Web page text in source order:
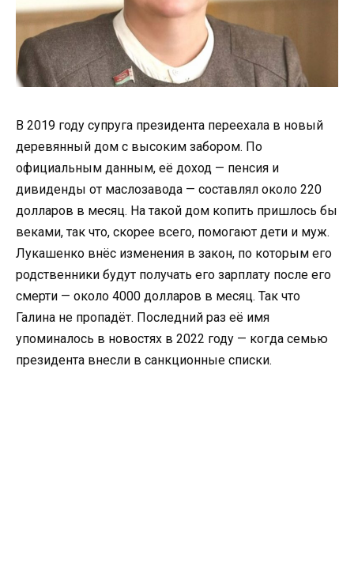
В 2019 году супруга президента переехала в новый
деревянный дом с высоким забором. По
официальным данным, её доход — пенсия и
дивиденды от маслозавода — составлял около 220
долларов в месяц. На такой дом копить пришлось бы
веками, так что, скорее всего, помогают дети и муж.
Лукашенко внёс изменения в закон, по которым его
родственники будут получать его зарплату после его
смерти — около 4000 долларов в месяц. Так что
Галина не пропадёт. Последний раз её имя
упоминалось в новостях в 2022 году — когда семью
президента внесли в санкционные списки.